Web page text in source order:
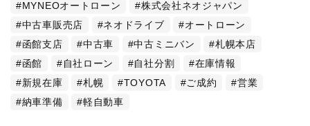
MYNEOオートローン
株式会社ネオジャパン
中古車販売店
ネオドライブ
オートローン
函館支店
中古車 中古ミニバン
札幌本店
函館
自社ローン 自社分割
在庫情報
新規在庫
札幌 TOYOTA ご成約
営業
納車準備
軽自動車